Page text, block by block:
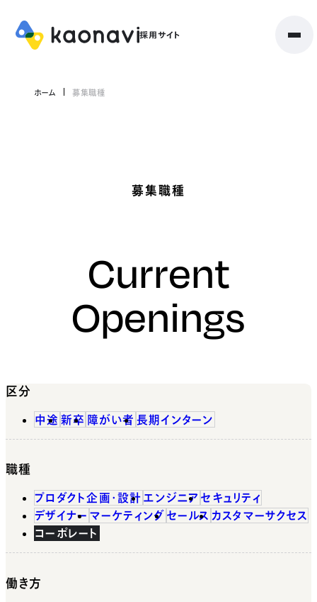
ホーム 募集職種
募集職種
Current
Openings
区分
中途 新卒 障がい者 長期インターン
職種
プロダクト企画・設計 エンジニア セキュリティ
デザイナー マーケティング セールス カスタマーサクセス
コーポレート
働き方